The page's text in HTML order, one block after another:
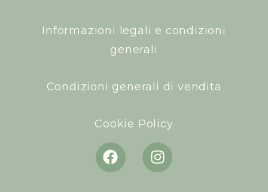
Informazioni legali e condizioni
generali
Condizioni generali di vendita
Cookie Policy